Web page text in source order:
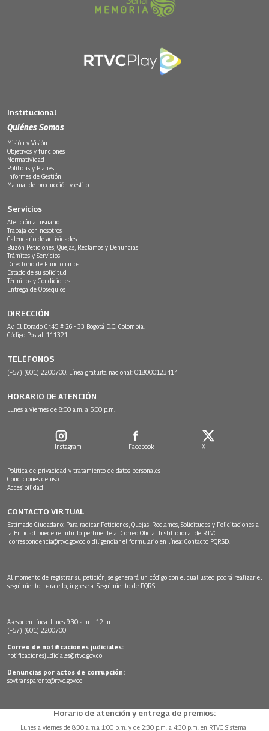
Institucional
Quiénes Somos
Misión y Visión
Objetivos y funciones
Normatividad
Políticas y Planes
Informes de Gestión
Manual de producción y estilo
Servicios
Atención al usuario
Trabaja con nosotros
Calendario de actividades
Buzón Peticiones, Quejas, Reclamos y Denuncias
Trámites y Servicios
Directorio de Funcionarios
Estado de su solicitud
Términos y Condiciones
Entrega de Obsequios
DIRECCIÓN
Av. El Dorado Cr.45 # 26 - 33 Bogotá D.C. Colombia.
Código Postal: 111321
TELÉFONOS
(+57) (601) 2200700. Línea gratuita nacional: 018000123414
HORARIO DE ATENCIÓN
Lunes a viernes de 8:00 a.m. a 5:00 p.m.
Instagram Facebook X
Política de privacidad y tratamiento de datos personales
Condiciones de uso
Accesibilidad
CONTACTO VIRTUAL
Estimado Ciudadano: Para radicar Peticiones, Quejas, Reclamos, Solicitudes y Felicitaciones a
la Entidad puede remitir lo pertinente al Correo Oficial Institucional de RTVC
correspondencia@rtvc.gov.co o diligenciar el formulario en línea: Contacto PQRSD.
Al momento de registrar su petición, se generará un código con el cual usted podrá realizar el
seguimiento, para ello, ingrese a: Seguimiento de PQRS
Asesor en línea: lunes 9:30 a.m. - 12 m
(+57) (601) 2200700
Correo de notificaciones judiciales:
notificacionesjudiciales@rtvc.gov.co
Denuncias por actos de corrupción:
soytransparente@rtvc.gov.co
Horario de atención y entrega de premios:
Lunes a viernes de 8:30 a.m.a 1:00 p.m. y de 2:30 p.m. a 4:30 p.m. en RTVC Sistema